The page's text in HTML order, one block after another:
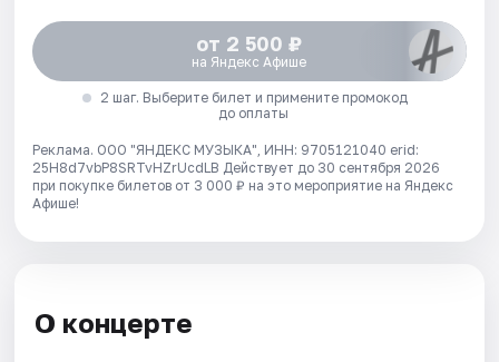
от 2 500 ₽
на Яндекс Афише
2 шаг. Выберите билет и примените промокод
до оплаты
Реклама. ООО "ЯНДЕКС МУЗЫКА", ИНН: 9705121040 erid:
25H8d7vbP8SRTvHZrUcdLB Действует до 30 сентября 2026
при покупке билетов от 3 000 ₽ на это мероприятие на Яндекс
Афише!
О концерте